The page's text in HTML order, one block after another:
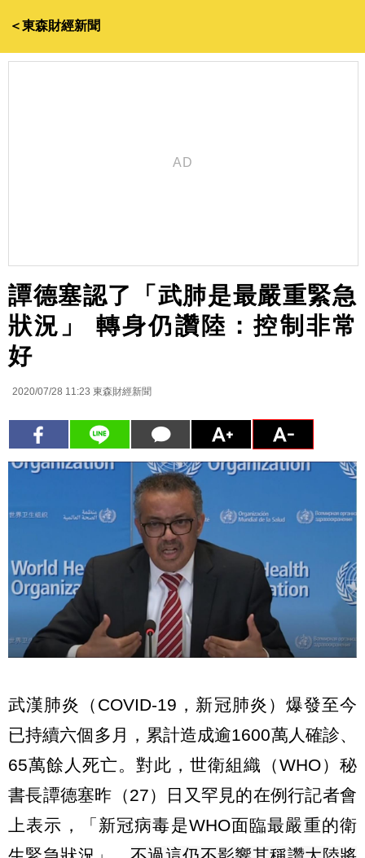
＜東森財經新聞
譚德塞認了「武肺是最嚴重緊急
狀況」 轉身仍讚陸：控制非常
好
2020/07/28 11:23 東森財經新聞
武漢肺炎（COVID-19，新冠肺炎）爆發至今
已持續六個多月，累計造成逾1600萬人確診、
65萬餘人死亡。對此，世衛組織（WHO）秘
書長譚德塞昨（27）日又罕見的在例行記者會
上表示，「新冠病毒是WHO面臨最嚴重的衛